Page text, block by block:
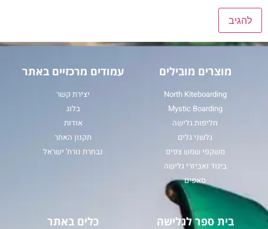
מוצרים מובילים
North Kiteboarding
Mystic Boarding
חליפות גלישה
גלשני גלים
משקפי שמש צפים
ביגוד ואביזרי גלישה
סאפים
עמודים מרכזיים באתר
יצירת קשר
בלוג
אודות
תקנון האתר
נבחרת נורת' ישראל
בית ספר לגלישה כלים באתר